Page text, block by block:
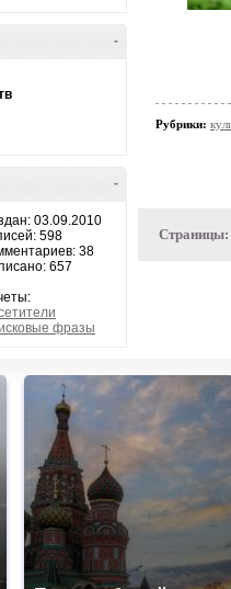
-
-
03.09.2010
598
38
657
фразы
Рубрики:
Страницы: